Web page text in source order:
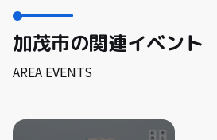
加茂市の関連イベント
AREA EVENTS